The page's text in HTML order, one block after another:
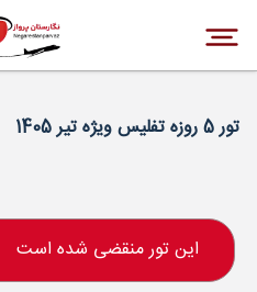
تور 5 روزه تفلیس ویژه تیر 1405
این تور منقضی شده است